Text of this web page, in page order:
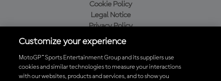
Cookie Policy
Legal Notice
Privacy Policy
Purchase Policy
Baixe o aplicativo oficial da MotoGP™
Customize your experience
MotoGP™ Sports Entertainment Group and its suppliers use
cookies and similar technologies to measure your interactions
with our websites, products and services, and to show you